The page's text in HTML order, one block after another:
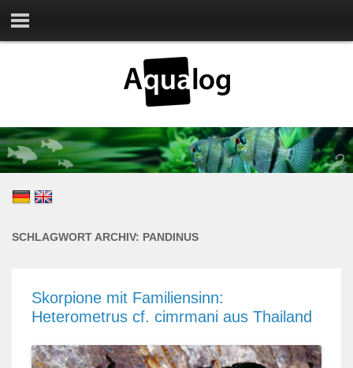
SCHLAGWORT ARCHIV: PANDINUS
Skorpione mit Familiensinn:
Heterometrus cf. cimrmani aus Thailand